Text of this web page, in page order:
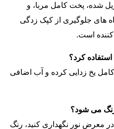
شده، پخت کامل مربا، و
های جلوگیری از کپک زدگی
است.
کامل یخ زدایی کرده و آب اضافی
در معرض نور نگهداری کنید، رنگ